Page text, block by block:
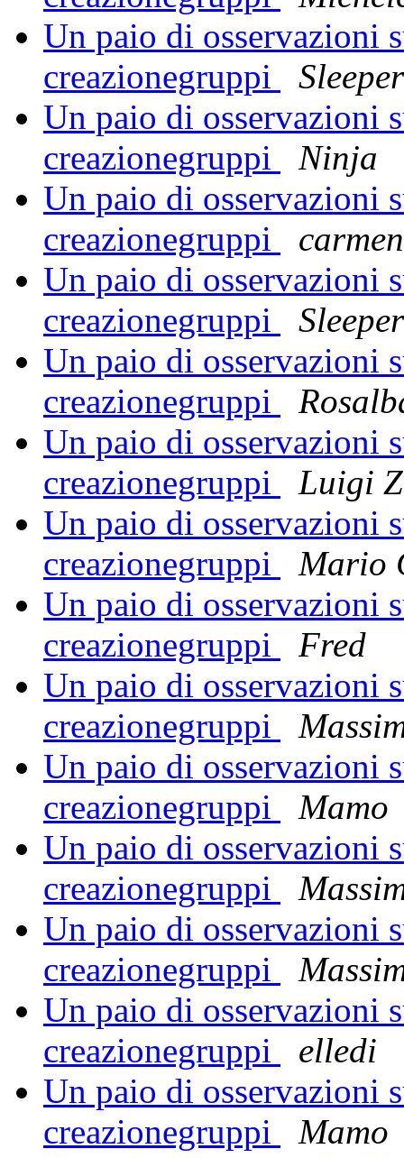
Un paio di osservazioni
creazionegruppi
Un paio di osservazioni
creazionegruppi
Ninja
Un paio di osservazioni
creazionegruppi
Un paio di osservazioni
creazionegruppi
Un paio di osservazioni
creazionegruppi
Un paio di osservazioni
creazionegruppi
Luigi
Un paio di osservazioni
creazionegruppi
Mario
Un paio di osservazioni
creazionegruppi
Fred
Un paio di osservazioni
creazionegruppi
Un paio di osservazioni
creazionegruppi
Mamo
Un paio di osservazioni
creazionegruppi
Un paio di osservazioni
creazionegruppi
Un paio di osservazioni
creazionegruppi
elledi
Un paio di osservazioni
creazionegruppi
Mamo